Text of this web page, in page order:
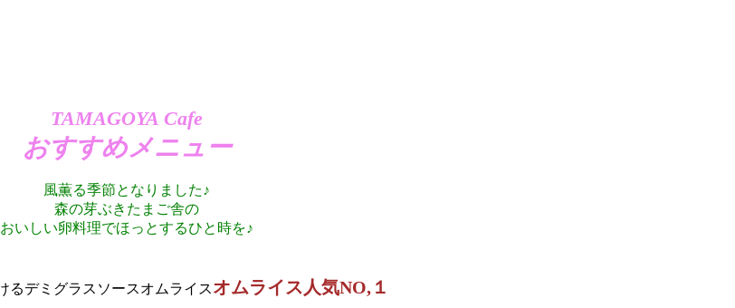
TAMAGOYA Cafe
おすすめメニュー
風薫る季節となりました♪
森の芽ぶきたまご舎の
おいしい卵料理でほっとするひと時を♪
オムライス人気NO,１